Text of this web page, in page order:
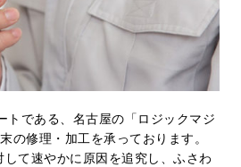
トである、名古屋の「ロジックマジ
の修理・加工を承っております。
て速やかに原因を追究し、ふさわ